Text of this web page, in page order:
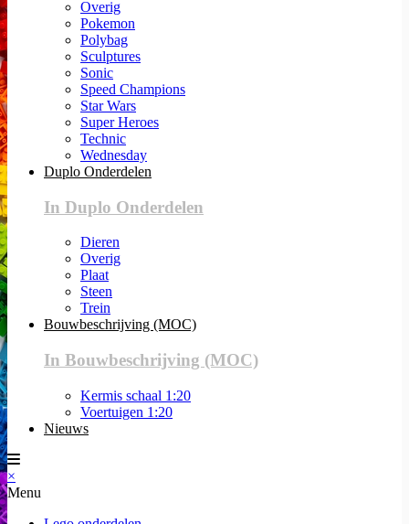
Overig
Pokemon
Polybag
Sculptures
Sonic
Speed Champions
Star Wars
Super Heroes
Technic
Wednesday
Duplo Onderdelen
In Duplo Onderdelen
Dieren
Overig
Plaat
Steen
Trein
Bouwbeschrijving (MOC)
In Bouwbeschrijving (MOC)
Kermis schaal 1:20
Voertuigen 1:20
Nieuws
×
Menu